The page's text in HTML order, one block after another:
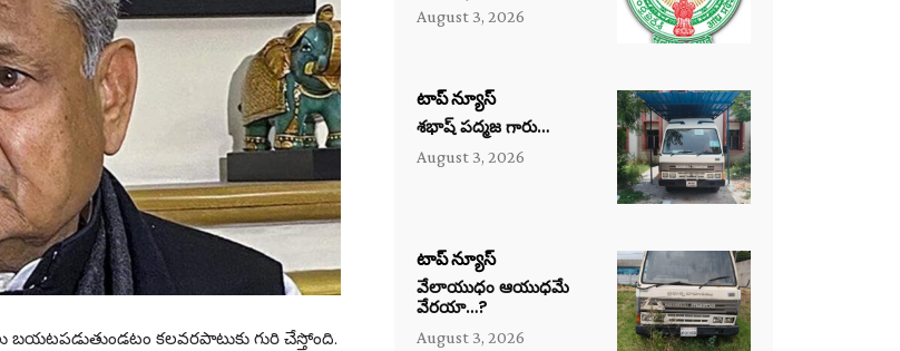
కలవరపాటుకు గురి చేస్తోంది.
August 3, 2026
టాప్ న్యూస్
శభాష్ పద్మజ గారు…
August 3, 2026
టాప్ న్యూస్
వేలాయుధం ఆయుధమే
వేరయా…?
August 3, 2026